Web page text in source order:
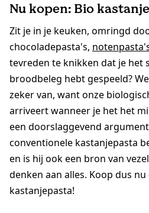
Nu kopen: Bio
Zit je in je keuken, omringd
chocoladepasta's,
tevreden te knikken dat je het
broodbeleg hebt gespeeld?
zeker van, want onze
arriveert wanneer je het het
een doorslaggevend
conventionele kastanjepasta
en is hij ook een bron van
denken aan alles. Koop dus
kastanjepasta!